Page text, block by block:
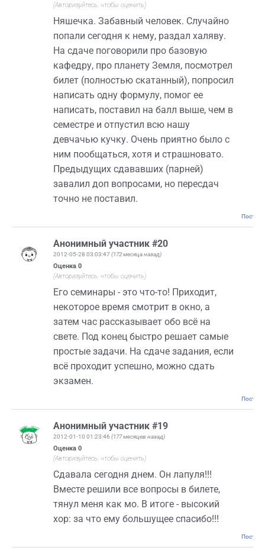
(Авторизуйтесь, чтобы оценить)
Няшечка. Забавный человек. Случайно
попали сегодня к нему, раздал халяву.
На сдаче поговорили про базовую
кафедру, про планету Земля, посмотрел
билет (полностью скатанный), попросил
написать одну формулу, помог ее
написать, поставил на балл выше, чем в
семестре и отпустил всю нашу
девчачью кучку. Очень приятно было с
ним пообщаться, хотя и страшновато.
Предыдущих сдававших (парней)
завалил доп вопросами, но пересдач
точно не поставил.
Анонимный участник #20
2012-05-28 03:03:47 (172 месяца назад)
Оценка 0
(Авторизуйтесь, чтобы оценить)
Его семинары - это что-то! Приходит,
некоторое время смотрит в окно, а
затем час рассказывает обо всё на
свете. Под конец быстро решает самые
простые задачи. На сдаче задания, если
всё проходит успешно, можно сдать
экзамен.
Анонимный участник #19
2012-01-10 01:23:46 (177 месяцев назад)
Оценка 0
(Авторизуйтесь, чтобы оценить)
Сдавала сегодня днем. Он лапуля!!!
Вместе решили все вопросы в билете,
тянул меня как мо. В итоге - высокий
хор: за что ему большущее спасибо!!!